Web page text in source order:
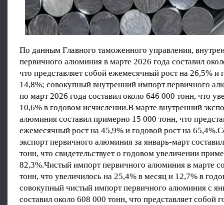
По данным Главного таможенного управления,
первичного алюминия в марте 2026 года составил
что представляет собой ежемесячный рост на 26,5% и
14,8%; совокупный внутренний импорт первичного
по март 2026 года составил около 646 000 тонн, что
10,6% в годовом исчислении.В марте внутренний
алюминия составил примерно 15 000 тонн, что
ежемесячный рост на 45,9% и годовой рост на
экспорт первичного алюминия за январь-март
тонн, что свидетельствует о годовом увеличении
82,3%.Чистый импорт первичного алюминия в марте
тонн, что увеличилось на 25,4% в месяц и 12,7% в
совокупный чистый импорт первичного алюминия с
составил около 608 000 тонн, что представляет собой